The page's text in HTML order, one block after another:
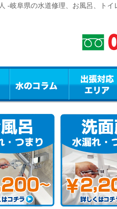
-岐阜県の水道修理、お風呂、ト